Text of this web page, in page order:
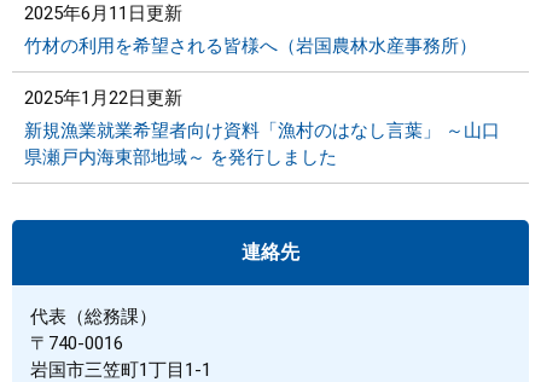
2025年6月11日更新
竹材の利用を希望される皆様へ（岩国農林水産事務所）
2025年1月22日更新
新規漁業就業希望者向け資料「漁村のはなし言葉」 ～山口
県瀬戸内海東部地域～ を発行しました
連絡先
代表（総務課）
〒740-0016
岩国市三笠町1丁目1-1